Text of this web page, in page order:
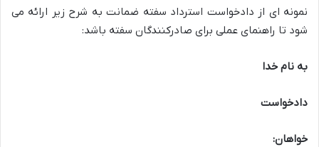
نمونه ای از دادخواست استرداد سفته ضمانت به شرح زیر ارائه می
شود تا راهنمای عملی برای صادرکنندگان سفته باشد:
به نام خدا
دادخواست
خواهان: